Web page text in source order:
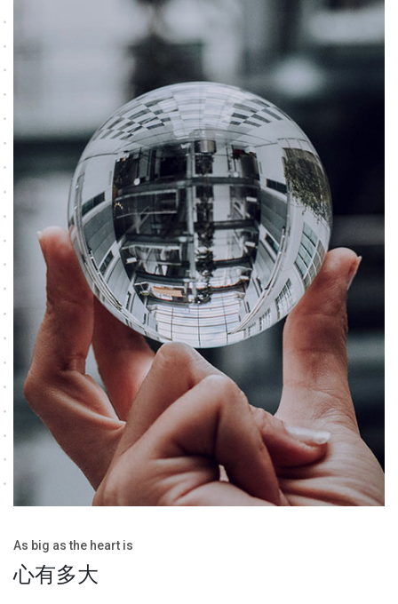
As big as the heart is
心有多大